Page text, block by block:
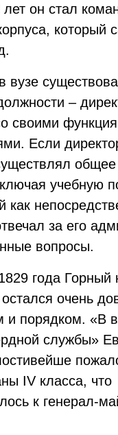
лет он стал
который
вузе
–
своими
Если
учебную
как
за его
вопросы.
года Горный
очень
и порядком. «В
службы»
IV класса, что
к генерал-